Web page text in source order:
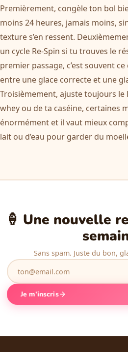
Premièrement, congèle ton bol
moins 24 heures, jamais moins,
texture s’en ressent.
un cycle Re-Spin si tu trouves le
premier passage, c’est souvent
entre une glace correcte et une
Troisièmement, ajuste toujours
whey ou de ta caséine, certaines
énormément et il vaut mieux
lait ou d’eau pour garder du
🍦 Une nouvelle
Sans spam. Juste du bon,
Je m'inscris